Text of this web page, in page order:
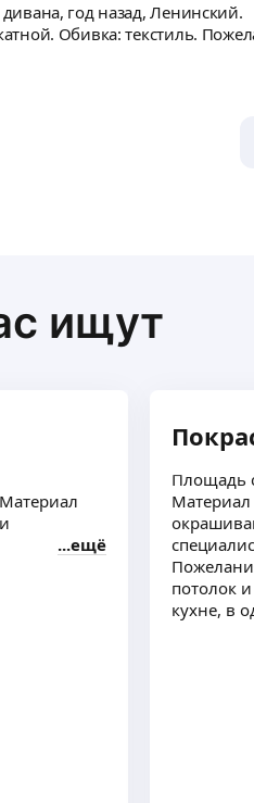
год назад, Ленинский.
Обивка: текстиль.
ищут
ещё
Площадь
Материал
потолок
кухне, в